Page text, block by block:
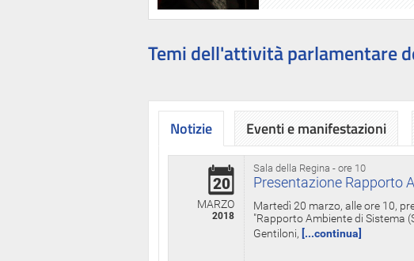
Temi dell'attività parlamentare
Notizie
Sala della Regina - ore 10
20
MARZO
2018
Presentazione Rapporto
Martedì 20 marzo, alle ore 10,
"Rapporto Ambiente di Sistema
Gentiloni, [...continua]
Eventi e manifestazioni